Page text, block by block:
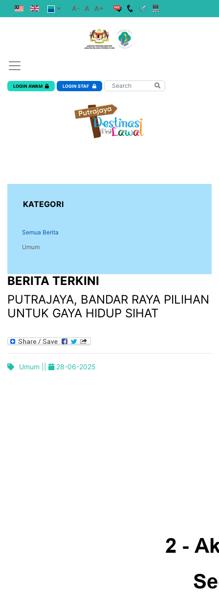
A- A A+
LOGIN AWAM LOGIN STAF
KATEGORI
Semua Berita
Umum
BERITA TERKINI
PUTRAJAYA, BANDAR RAYA PILIHAN
UNTUK GAYA HIDUP SIHAT
Umum || 28-06-2025